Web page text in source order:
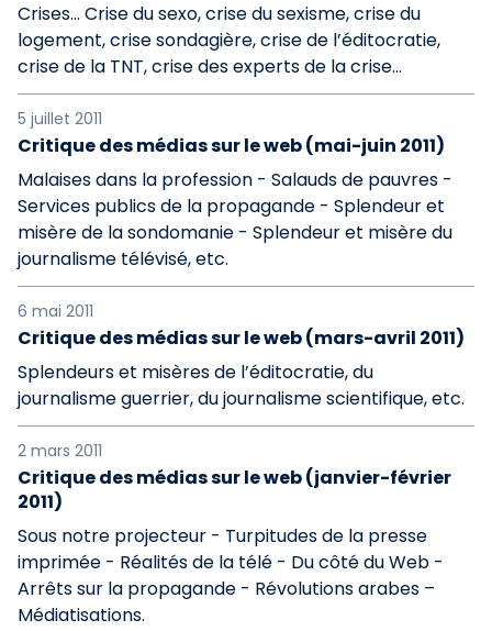
Crises… Crise du sexo, crise du sexisme, crise du
logement, crise sondagière, crise de l’éditocratie,
crise de la TNT, crise des experts de la crise…
5 juillet 2011
Critique des médias sur le web (mai-juin 2011)
Malaises dans la profession - Salauds de pauvres -
Services publics de la propagande - Splendeur et
misère de la sondomanie - Splendeur et misère du
journalisme télévisé, etc.
6 mai 2011
Critique des médias sur le web (mars-avril 2011)
Splendeurs et misères de l’éditocratie, du
journalisme guerrier, du journalisme scientifique, etc.
2 mars 2011
Critique des médias sur le web (janvier-février
2011)
Sous notre projecteur - Turpitudes de la presse
imprimée - Réalités de la télé - Du côté du Web -
Arrêts sur la propagande - Révolutions arabes –
Médiatisations.